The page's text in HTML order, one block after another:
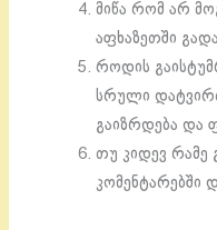
მიწა რომ არ
აფხაზეთში
როდის
სრული
გაიზრდება და
თუ კიდევ რამე
კომენტარებში